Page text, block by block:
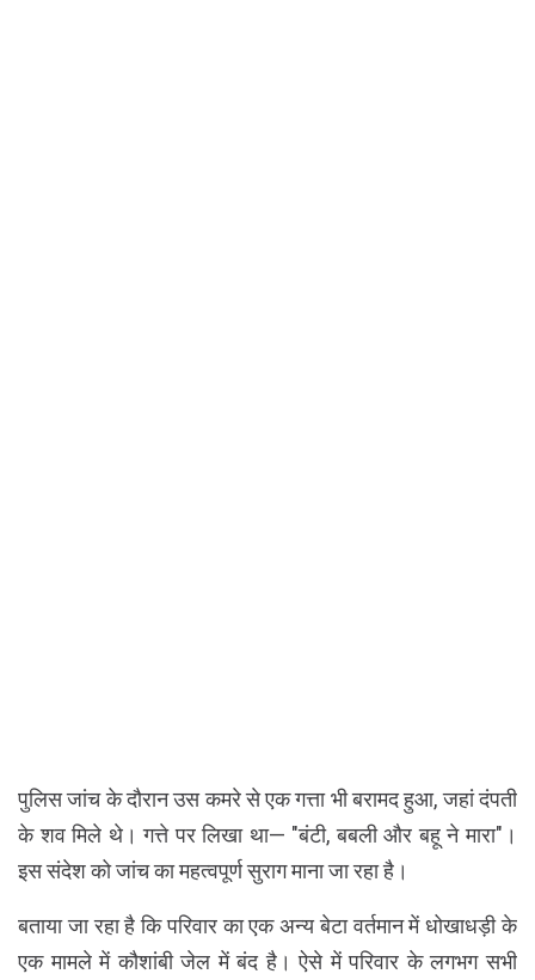
पुलिस जांच के दौरान उस कमरे से एक गत्ता भी बरामद हुआ, जहां दंपती
के शव मिले थे। गत्ते पर लिखा था— "बंटी, बबली और बहू ने मारा"।
इस संदेश को जांच का महत्वपूर्ण सुराग माना जा रहा है।
बताया जा रहा है कि परिवार का एक अन्य बेटा वर्तमान में धोखाधड़ी के
एक मामले में कौशांबी जेल में बंद है। ऐसे में परिवार के लगभग सभी